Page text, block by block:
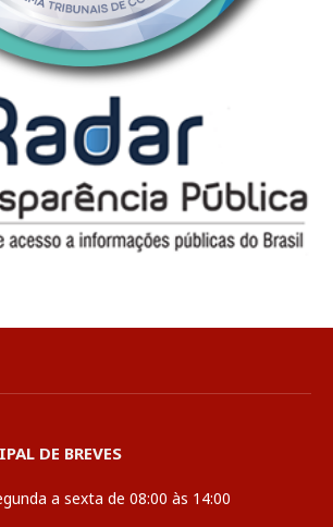
DE BREVES
a sexta de 08:00 às 14:00